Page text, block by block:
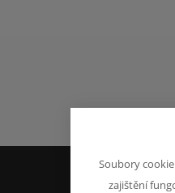
Soubory
zajištění